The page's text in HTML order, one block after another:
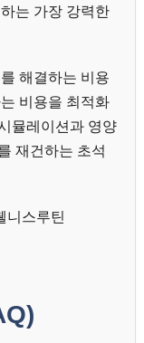
는 가장 강력한
해결하는 비용
비용을 최적화
뮬레이션과 영양
재건하는 초석
니스루틴